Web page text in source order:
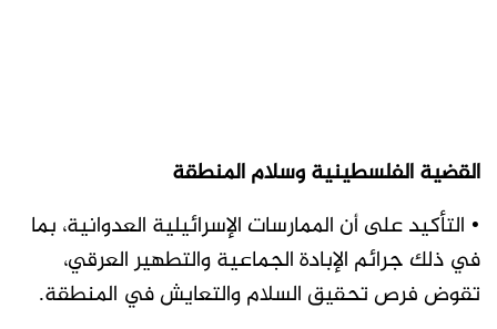
القضية الفلسطينية وسلام المنطقة
• التأكيد على أن الممارسات الإسرائيلية العدوانية، بما
في ذلك جرائم الإبادة الجماعية والتطهير العرقي،
تقوض فرص تحقيق السلام والتعايش في المنطقة.